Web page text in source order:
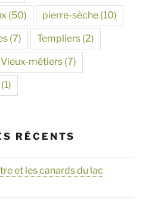
(50) pierre-sèche (10)
(7) Templiers (2)
Vieux-métiers (7)
(1)
RÉCENTS
et les canards du lac